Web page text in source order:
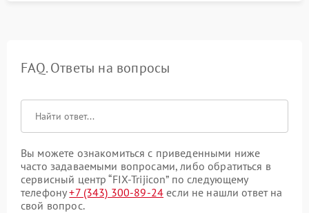
FAQ. Ответы на вопросы
Вы можете ознакомиться с приведенными ниже
часто задаваемыми вопросами, либо обратиться в
сервисный центр “FIX-Trijicon” по следующему
телефону+7 (343) 300-89-24 если не нашли ответ на
свой вопрос.